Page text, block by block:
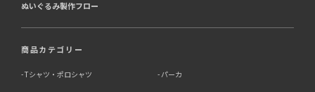
ぬいぐるみ製作フロー
商品カテゴリー
Tシャツ・ポロシャツ パーカ